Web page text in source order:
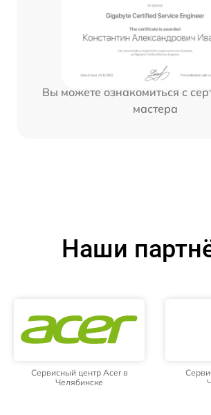
Вы можете ознакомиться с
мастера
Наши
Сервисный центр Acer в
Челябинске